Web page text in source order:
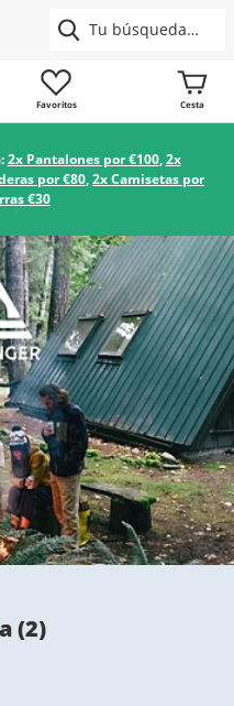
Favoritos Cesta
2x Pantalones por €100,2x
por €80,2x Camisetas por
€30
(2)